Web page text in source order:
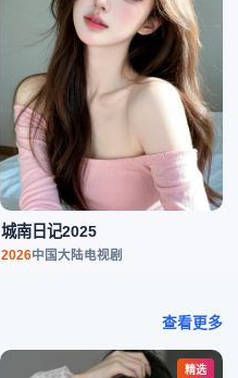
城南日记2025
2026中国大陆电视剧
查看更多
精选